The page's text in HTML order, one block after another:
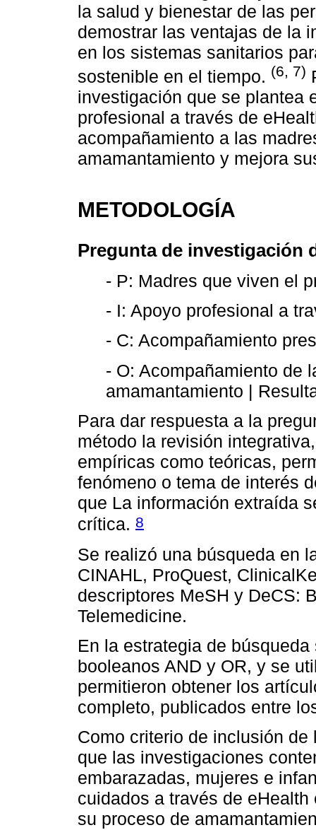
la salud y bienestar de las
demostrar las ventajas de la
en los sistemas sanitarios
sostenible en el tiempo. (6, 7)
investigación que se plantea
profesional a través de
acompañamiento a las
amamantamiento y mejora
METODOLOGÍA
Pregunta de investigación
- P: Madres que viven el
- I: Apoyo profesional a
- C: Acompañamiento
- O: Acompañamiento de
amamantamiento |
Para dar respuesta a la
método la revisión
empíricas como teóricas,
fenómeno o tema de interés
que La información extraída
crítica. 8
Se realizó una búsqueda en
CINAHL, ProQuest,
descriptores MeSH y DeCS:
Telemedicine.
En la estrategia de
booleanos AND y OR, y se
permitieron obtener los
completo, publicados entre
Como criterio de inclusión
que las investigaciones
embarazadas, mujeres e
cuidados a través de
su proceso de